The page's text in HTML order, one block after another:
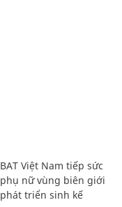
BAT Việt Nam tiếp sức
phụ nữ vùng biên giới
phát triển sinh kế